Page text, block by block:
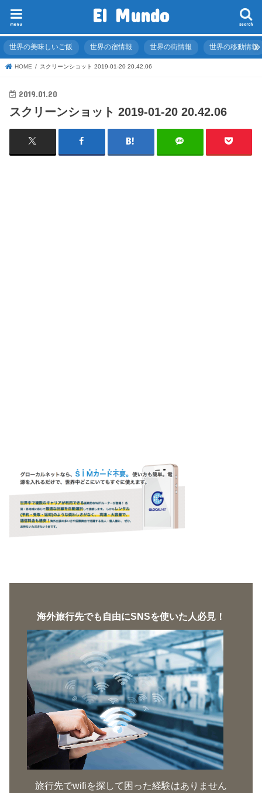
El Mundo search
menu
世界の美味しいご飯 世界の宿情報 世界の街情報 世界の移動情報
HOME スクリーンショット 2019-01-20 20.42.06
2019.01.20
スクリーンショット 2019-01-20 20.42.06
海外旅行先でも自由にSNSを使いた人必見！
旅行先でwifiを探して困った経験はありません